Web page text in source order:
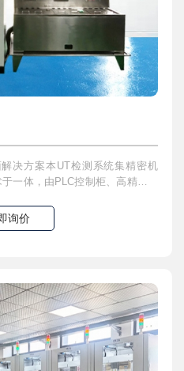
决方案本UT检测系统集精密机
一体，由PLC控制柜、高精度恒
控制中心全自动化测试流程控制
集与监控测试参数可灵活预设与
询价